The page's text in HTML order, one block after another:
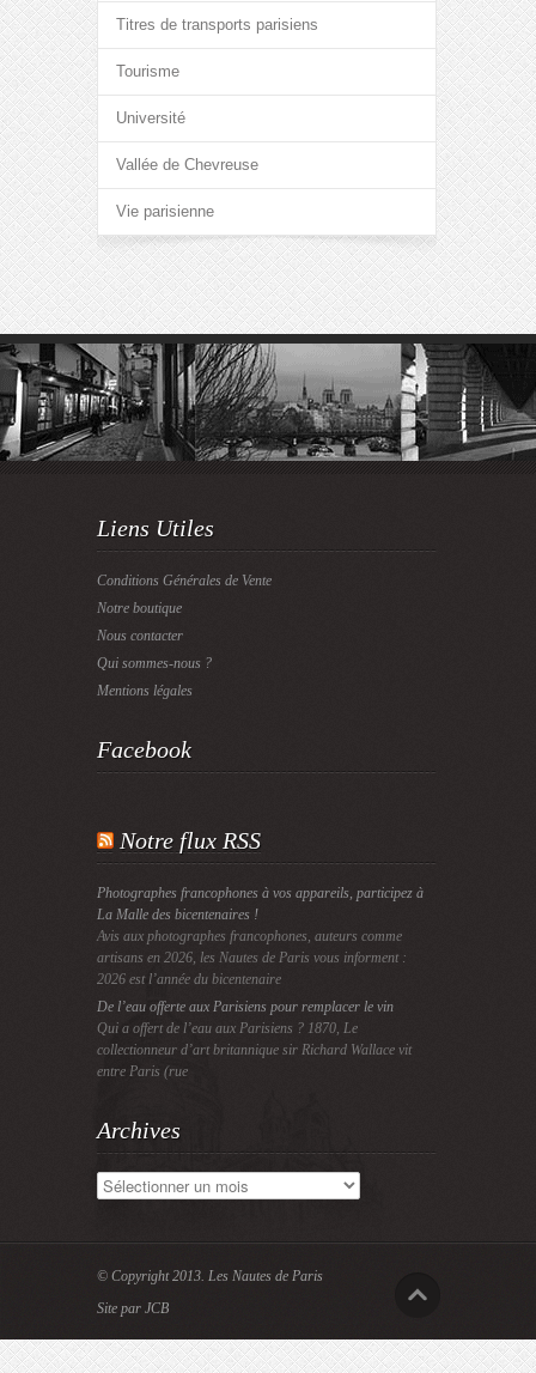
Titres de transports parisiens
Tourisme
Université
Vallée de Chevreuse
Vie parisienne
Liens Utiles
Conditions Générales de Vente
Notre boutique
Nous contacter
Qui sommes-nous ?
Mentions légales
Facebook
Notre flux RSS
Photographes francophones à vos appareils, participez à
La Malle des bicentenaires !
Avis aux photographes francophones, auteurs comme
artisans en 2026, les Nautes de Paris vous informent :
2026 est l’année du bicentenaire
De l’eau offerte aux Parisiens pour remplacer le vin
Qui a offert de l’eau aux Parisiens ? 1870, Le
collectionneur d’art britannique sir Richard Wallace vit
entre Paris (rue
Archives
Archives
© Copyright 2013. Les Nautes de Paris
Site par JCB